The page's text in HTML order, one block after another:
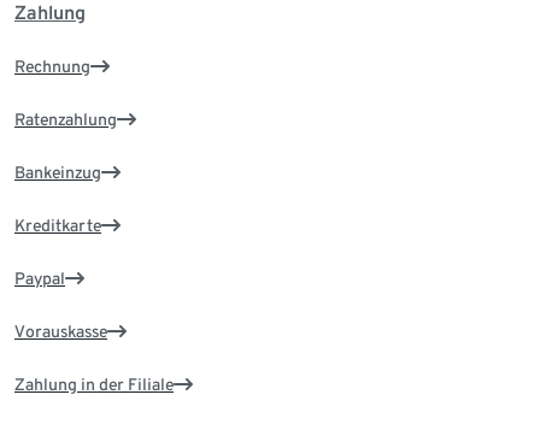
Zahlung
Rechnung
Ratenzahlung
Bankeinzug
Kreditkarte
Paypal
Vorauskasse
Zahlung in der Filiale